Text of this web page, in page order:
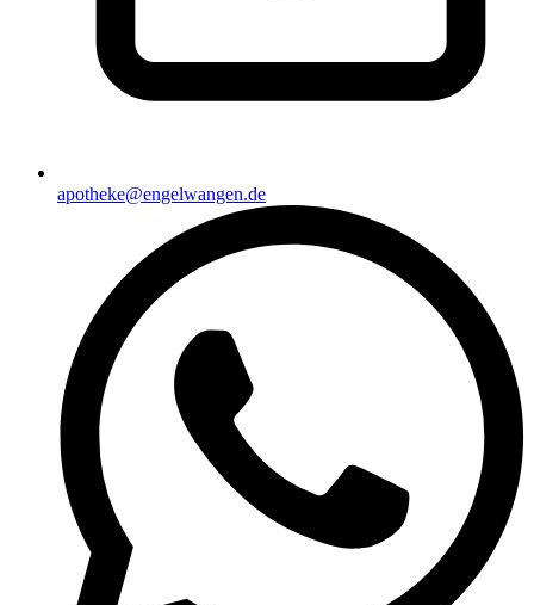
apotheke@engelwangen.de